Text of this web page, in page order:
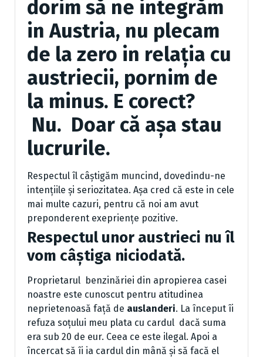
dorim să ne integrăm
in Austria, nu plecam
de la zero in relația cu
austriecii, pornim de
la minus. E corect?
Nu. Doar că așa stau
lucrurile.
Respectul îl câștigăm muncind, dovedindu-ne
intențiile și seriozitatea. Așa cred că este in cele
mai multe cazuri, pentru că noi am avut
preponderent exepriențe pozitive.
Respectul unor austrieci nu îl
vom câștiga niciodată.
Proprietarul benzinăriei din apropierea casei
noastre este cunoscut pentru atitudinea
neprietenoasă față de auslanderi. La început îi
refuza soțului meu plata cu cardul dacă suma
era sub 20 de eur. Ceea ce este ilegal. Apoi a
încercat să îi ia cardul din mână și să facă el